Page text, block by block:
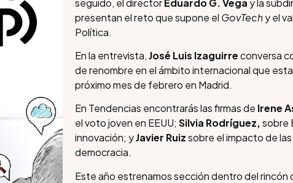
presentan el reto que supone el GovTechy el
Política.
En la entrevista,José Luis Izaguirreconversa
de renombre en el ámbito internacional que
próximo mes de febrero en Madrid.
En Tendencias encontrarás las firmas de Irene
el voto joven en EEUU; Silvia Rodríguez,sobre
innovación; yJavier Ruizsobre el impacto de
democracia.
Este año estrenamos sección dentro del rincón